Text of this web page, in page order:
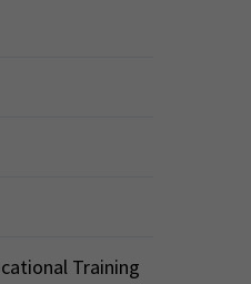
Training